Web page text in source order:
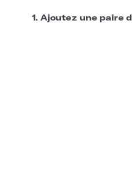
1. Ajoutez une paire